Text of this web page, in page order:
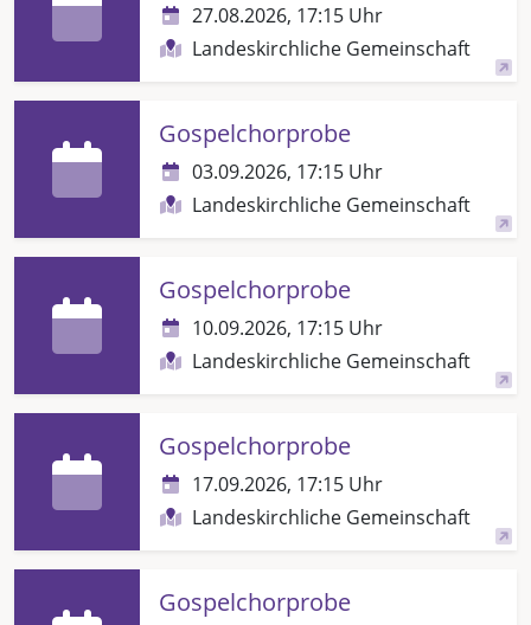
27.08.2026, 17:15 Uhr
Landeskirchliche Gemeinschaft
Gospelchorprobe
03.09.2026, 17:15 Uhr
Landeskirchliche Gemeinschaft
Gospelchorprobe
10.09.2026, 17:15 Uhr
Landeskirchliche Gemeinschaft
Gospelchorprobe
17.09.2026, 17:15 Uhr
Landeskirchliche Gemeinschaft
Gospelchorprobe